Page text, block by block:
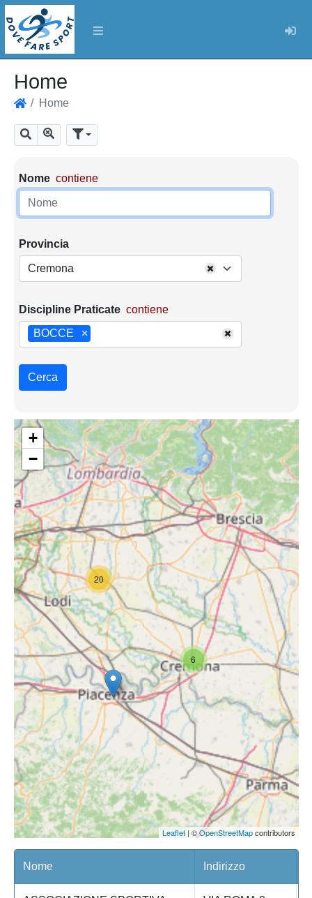
Home
Home
Cerca Mostra tutti i risultati
Parametri di ricerca
Nome contiene
Provincia
Cremona
Discipline Praticate contiene
×
BOCCE
Cerca
20
6
+
−
Leaflet| ©OpenStreetMapcontributors
Nome Indirizzo